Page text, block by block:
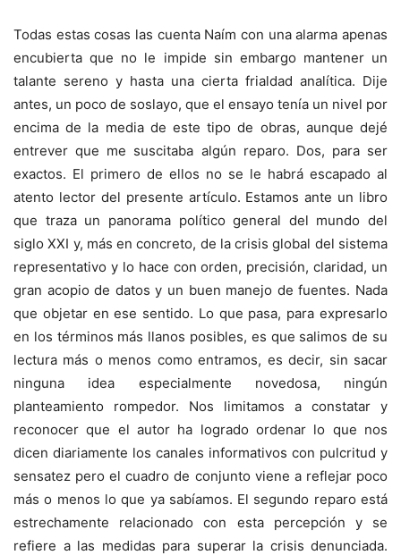
Todas estas cosas las cuenta Naím con una alarma apenas
encubierta que no le impide sin embargo mantener un
talante sereno y hasta una cierta frialdad analítica. Dije
antes, un poco de soslayo, que el ensayo tenía un nivel por
encima de la media de este tipo de obras, aunque dejé
entrever que me suscitaba algún reparo. Dos, para ser
exactos. El primero de ellos no se le habrá escapado al
atento lector del presente artículo. Estamos ante un libro
que traza un panorama político general del mundo del
siglo XXI y, más en concreto, de la crisis global del sistema
representativo y lo hace con orden, precisión, claridad, un
gran acopio de datos y un buen manejo de fuentes. Nada
que objetar en ese sentido. Lo que pasa, para expresarlo
en los términos más llanos posibles, es que salimos de su
lectura más o menos como entramos, es decir, sin sacar
ninguna idea especialmente novedosa, ningún
planteamiento rompedor. Nos limitamos a constatar y
reconocer que el autor ha logrado ordenar lo que nos
dicen diariamente los canales informativos con pulcritud y
sensatez pero el cuadro de conjunto viene a reflejar poco
más o menos lo que ya sabíamos. El segundo reparo está
estrechamente relacionado con esta percepción y se
refiere a las medidas para superar la crisis denunciada.